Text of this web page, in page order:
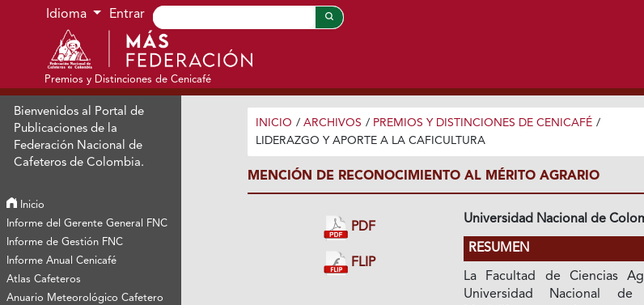
Ir al menú de navegación principal
Ir al contenido principal
Ir al pie de página del sitio
Idioma Entrar
Premios y Distinciones de Cenicafé
Bienvenidos al Portal de
Publicaciones de la
Federación Nacional de
Cafeteros de Colombia.
Inicio
Informe del Gerente General FNC
Informe de Gestión FNC
Informe Anual Cenicafé
Atlas Cafeteros
Anuario Meteorológico Cafetero
INICIO / ARCHIVOS / PREMIOS Y DISTINCIONES DE CENICAFÉ /
LIDERAZGO Y APORTE A LA CAFICULTURA
MENCIÓN DE RECONOCIMIENTO AL MÉRITO AGRARIO
PDF
FLIP
Universidad Nacional de
RESUMEN
La Facultad de Ciencias
Universidad Nacional de